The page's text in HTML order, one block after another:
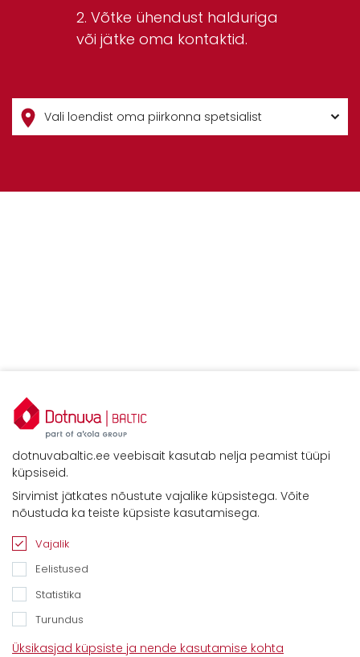
Võtke ühendust halduriga
või jätke oma kontaktid.
Kontaktid
Savimäe 7, Vahi 60534, Tartu vald
Tel. 6612800
E-mail:
Klientidele
dotnuvabaltic.ee veebisait kasutab nelja peamist tüüpi
küpsiseid.
Sirvimist jätkates nõustute vajalike küpsistega. Võite
nõustuda ka teiste küpsiste kasutamisega.
Vajalik
Eelistused
Statistika
Turundus
Üksikasjad küpsiste ja nende kasutamise kohta